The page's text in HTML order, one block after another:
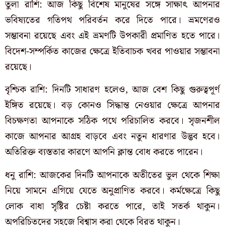
তুলা রাশি: আজ কিছু বিশেষ মানুষের সঙ্গে সাক্ষাৎ আপনার
ভবিষ্যতের গতিপথ পরিবর্তন করে দিতে পারে। ভ্রমণেরও
সম্ভাবনা রয়েছে এবং এই ভ্রমণটি উপকারী প্রমাণিত হতে পারে।
বিদেশ-সম্পর্কিত কাজের ক্ষেত্রে ইতিবাচক খবর পাওয়ার সম্ভাবনা
রয়েছে।
বৃশ্চিক রাশি: দিনটি সাধারণ হলেও, আজ বেশ কিছু গুরুত্বপূর্ণ
ইঙ্গিত রয়েছে। বড় কোনও সিদ্ধান্ত নেওয়ার ক্ষেত্রে আপনার
বিচক্ষণতা আপনাকে সঠিক পথে পরিচালিত করবে। সৃজনশীল
কাজে আপনার আগ্রহ বাড়বে এবং নতুন ধারণার উদ্ভব হবে।
অতিরিক্ত ব্যস্ততার কারণে আপনি ক্লান্ত বোধ করতে পারেন।
ধনু রাশি: আজকের দিনটি আপনাকে অতীতের ভুল থেকে শিক্ষা
নিয়ে সামনে এগিয়ে যেতে অনুপ্রাণিত করবে। কর্মক্ষেত্রে কিছু
লোক বাধা সৃষ্টির চেষ্টা করতে পারে, তাই সতর্ক থাকুন।
অপরিচিতদের সহজে বিশ্বাস করা থেকে বিরত থাকুন।